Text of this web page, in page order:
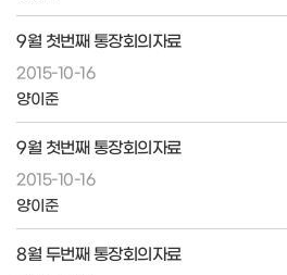
9월 첫번째 통장회의자료
2015-10-16
양이준
9월 첫번째 통장회의자료
2015-10-16
양이준
8월 두번째 통장회의자료